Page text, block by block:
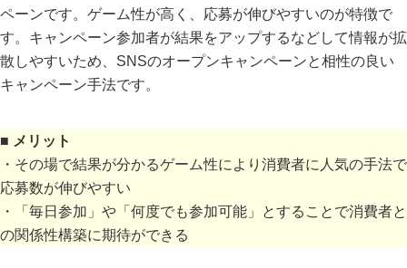
ペーンです。ゲーム性が高く、応募が伸びやすいのが特徴で
す。キャンペーン参加者が結果をアップするなどして情報が拡
散しやすいため、SNSのオープンキャンペーンと相性の良い
キャンペーン手法です。
■ メリット
・その場で結果が分かるゲーム性により消費者に人気の手法で
応募数が伸びやすい
・「毎日参加」や「何度でも参加可能」とすることで消費者と
の関係性構築に期待ができる